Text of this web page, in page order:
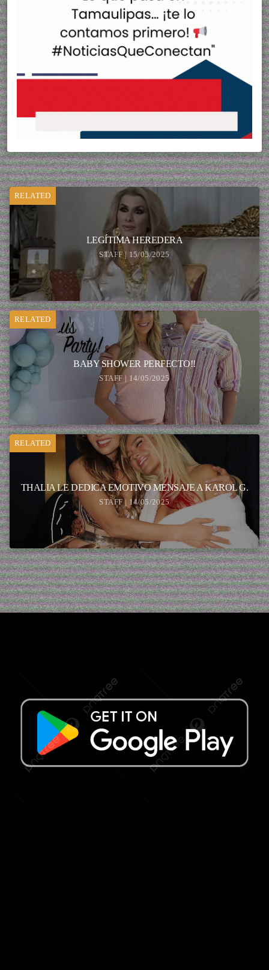
RELATED
LEGÍTIMA HEREDERA
STAFF | 15/05/2025
RELATED
BABY SHOWER PERFECTO!!
STAFF | 14/05/2025
RELATED
THALIA LE DEDICA EMOTIVO MENSAJE A KAROL G.
STAFF | 14/05/2025